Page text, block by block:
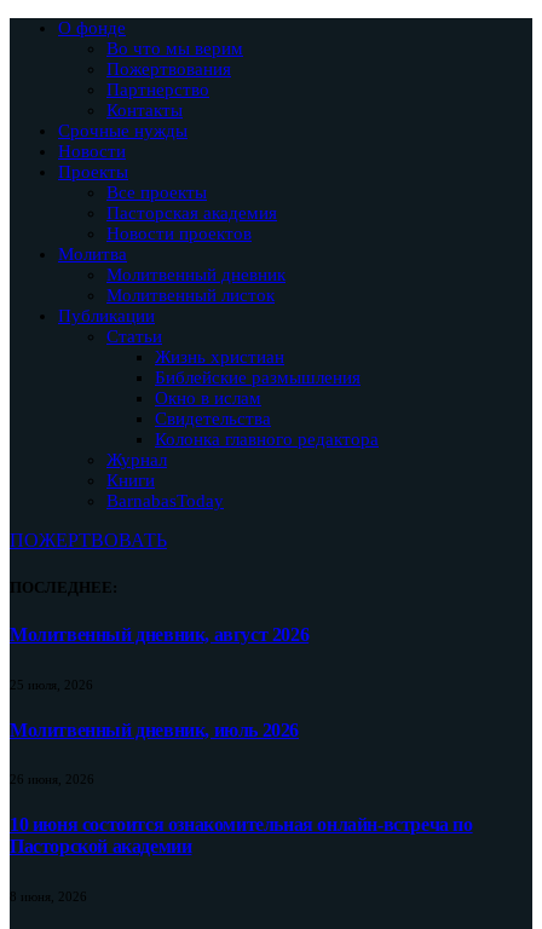
О фонде
Во что мы верим
Пожертвования
Партнерство
Контакты
Срочные нужды
Новости
Проекты
Все проекты
Пасторская академия
Новости проектов
Молитва
Молитвенный дневник
Молитвенный листок
Публикации
Статьи
Жизнь христиан
Библейские размышления
Окно в ислам
Свидетельства
Колонка главного редактора
Журнал
Книги
BarnabasToday
ПОЖЕРТВОВАТЬ
ПОСЛЕДНЕЕ:
Молитвенный дневник, август 2026
25 июля, 2026
Молитвенный дневник, июль 2026
26 июня, 2026
10 июня состоится ознакомительная онлайн-встреча по
Пасторской академии
8 июня, 2026